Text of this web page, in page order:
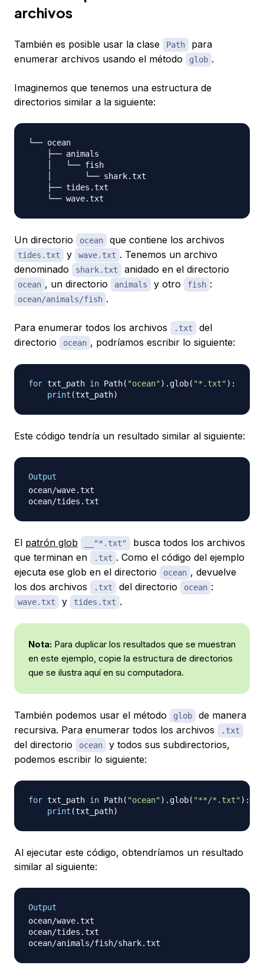
archivos
También es posible usar la clase Path
para
enumerar archivos usando el método
glob .
Imaginemos que tenemos una estructura de
directorios similar a la siguiente:
└── ocean
    ├── animals
    │   └── fish
    │       └── shark.txt
    ├── tides.txt
Un directorio ocean que contiene los archivos
tides.txt y wave.txt . Tenemos un archivo
denominado
shark.txt anidado en el directorio
ocean , un directorio animals y otro fish :
ocean/animals/fish .
Para enumerar todos los archivos .txt
del
directorio
ocean , podríamos escribir lo siguiente:
for txt_path in Path( "ocean") . glob( "*.txt") :
print (txt_path)
Este código tendría un resultado similar al siguiente:
Output
ocean/wave.txt
El patrón glob __"*.txt"
busca todos los archivos
que terminan en
.txt . Como el código del ejemplo
ejecuta ese glob en el directorio
ocean , devuelve
los dos archivos
.txt del directorio ocean :
wave.txt y tides.txt .
Nota: Para duplicar los resultados que se muestran
en este ejemplo, copie la estructura de directorios
que se ilustra aquí en su computadora.
También podemos usar el método glob
de manera
recursiva. Para enumerar todos los archivos
.txt
del directorio ocean
y todos sus subdirectorios,
podemos escribir lo siguiente:
for txt_path in Path( "ocean") . glob( "**/*.txt") :
print (txt_path)
Al ejecutar este código, obtendríamos un resultado
similar al siguiente:
Output
ocean/wave.txt
ocean/tides.txt